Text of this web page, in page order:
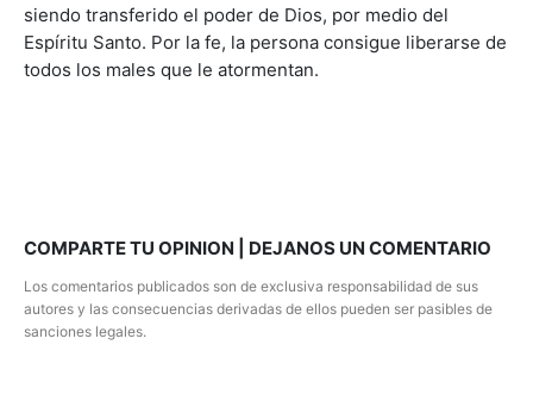
siendo transferido el poder de Dios, por medio del
Espíritu Santo. Por la fe, la persona consigue liberarse de
todos los males que le atormentan.
COMPARTE TU OPINION | DEJANOS UN COMENTARIO
Los comentarios publicados son de exclusiva responsabilidad de sus
autores y las consecuencias derivadas de ellos pueden ser pasibles de
sanciones legales.